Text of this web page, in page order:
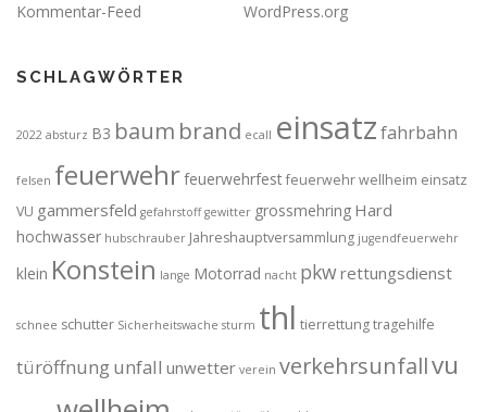
Kommentar-Feed
WordPress.org
SCHLAGWÖRTER
2022 absturz B3 baum brand ecall einsatzfahrbahn
felsen feuerwehrfeuerwehrfest feuerwehr wellheim einsatz
VU gammersfeld gefahrstoff gewitter grossmehring Hard
hochwasser hubschrauber Jahreshauptversammlung jugendfeuerwehr
klein Konstein lange Motorrad nacht pkwrettungsdienst
schnee schutter Sicherheitswache sturm thl tierrettungtragehilfe
türöffnungunfall unwetter verein verkehrsunfallvu